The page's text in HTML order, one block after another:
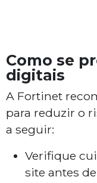
Como se
digitais
A Fortinet
para reduzir o
a seguir:
Verifique
site antes